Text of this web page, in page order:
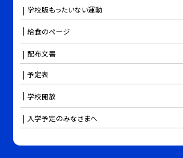
学校版もったいない運動
給食のページ
配布文書
予定表
学校開放
入学予定のみなさまへ